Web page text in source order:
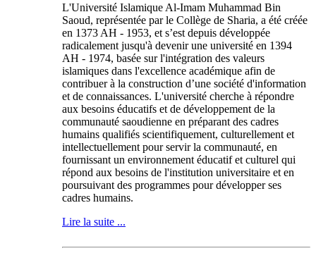
L'Université Islamique Al-Imam Muhammad Bin
Saoud, représentée par le Collège de Sharia, a été créée
en 1373 AH - 1953, et s’est depuis développée
radicalement jusqu'à devenir une université en 1394
AH - 1974, basée sur l'intégration des valeurs
islamiques dans l'excellence académique afin de
contribuer à la construction d’une société d'information
et de connaissances. L'université cherche à répondre
aux besoins éducatifs et de développement de la
communauté saoudienne en préparant des cadres
humains qualifiés scientifiquement, culturellement et
intellectuellement pour servir la communauté, en
fournissant un environnement éducatif et culturel qui
répond aux besoins de l'institution universitaire et en
poursuivant des programmes pour développer ses
cadres humains.
Lire la suite ...